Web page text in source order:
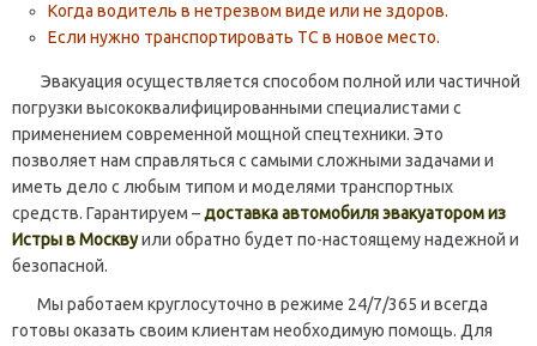
Когда водитель в нетрезвом виде или не здоров.
Если нужно транспортировать ТС в новое место.
Эвакуация осуществляется способом полной или частичной
погрузки высококвалифицированными специалистами с
применением современной мощной спецтехники. Это
позволяет нам справляться с самыми сложными задачами и
иметь дело с любым типом и моделями транспортных
средств. Гарантируем –доставка автомобиля эвакуатором из
Истры в Москвуили обратно будет по-настоящему надежной и
безопасной.
Мы работаем круглосуточно в режиме 24/7/365 и всегда
готовы оказать своим клиентам необходимую помощь. Для